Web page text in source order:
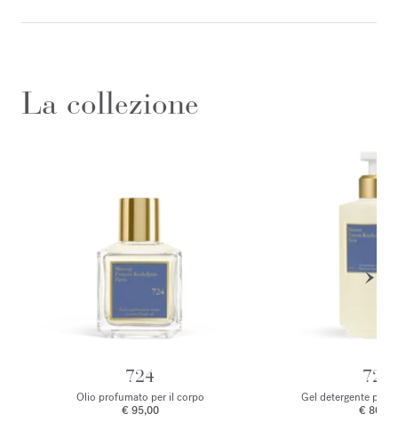
La collezione
724
Olio profumato per il corpo
€ 95,00
724
Gel detergente per
€ 80,00